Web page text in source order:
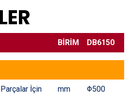
BİRİM DB6150
İçin mm Φ500